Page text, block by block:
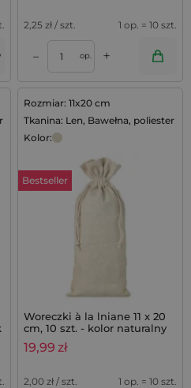
2,25 zł / szt. 1 op. = 10 szt.
– op. +
Rozmiar: 11x20 cm
Tkanina: Len, Bawełna, poliester
Kolor:
Bestseller
Woreczki à la lniane 11 x 20
cm, 10 szt. - kolor naturalny
19,99 zł
2,00 zł / szt. 1 op. = 10 szt.